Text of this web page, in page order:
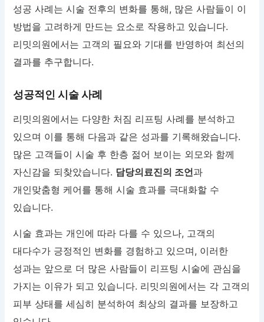
성공 사례는 시술 전후의 변화를 통해, 많은 사람들이 이
방법을 고려하게 만드는 요소로 작용하고 있습니다.
리밋의원에서는 고객의 필요와 기대를 반영하여 최선의
결과를 추구합니다.
성공적인 시술 사례
리밋의원에서는 다양한 처짐 리프팅 사례를 분석하고
있으며 이를 통해 다음과 같은 성과를 기록해왔습니다.
많은 고객들이 시술 후 한층 젊어 보이는 외모와 함께
자신감을 되찾았습니다. 담당의료진의 조언과
개인맞춤형 케어를 통해 시술 효과를 극대화할 수
있습니다.
시술 효과는 개인에 따라 다를 수 있으나, 고객의
대다수가 긍정적인 변화를 경험하고 있으며, 이러한
성과는 앞으로 더 많은 사람들이 리프팅 시술에 관심을
가지는 이유가 되고 있습니다. 리밋의원에서는 각 고객의
피부 상태를 세심히 분석하여 최상의 결과를 보장하고